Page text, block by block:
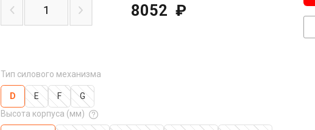
Тип силового механизма
D E F
G
Высота корпуса (мм)
8052 ₽